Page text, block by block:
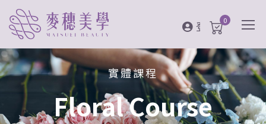
登入 0
實體課程
Floral Course